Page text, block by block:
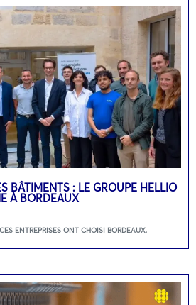
BÂTIMENTS : LE GROUPE HELLIO
À BORDEAUX
CES ENTREPRISES ONT CHOISI BORDEAUX,